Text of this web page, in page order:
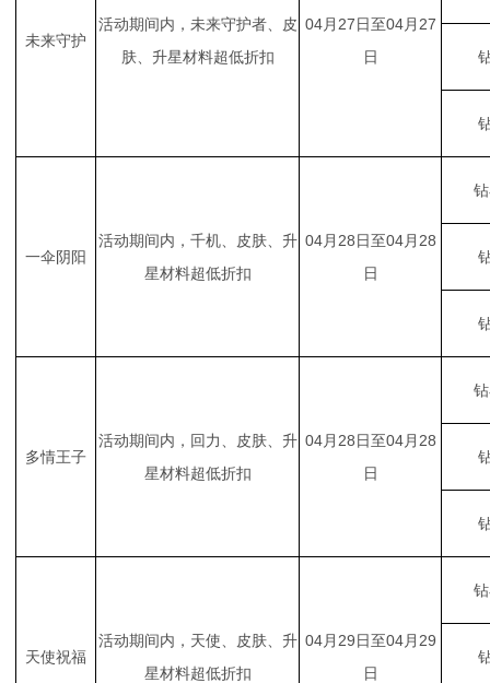
未来守护
活动期间内，未来守护者、皮
肤、升星材料超低折扣
04月27日至04月27
日
一伞阴阳
活动期间内，千机、皮肤、升
星材料超低折扣
04月28日至04月28
日
多情王子
活动期间内，回力、皮肤、升
星材料超低折扣
04月28日至04月28
日
天使祝福
活动期间内，天使、皮肤、升
星材料超低折扣
04月29日至04月29
日